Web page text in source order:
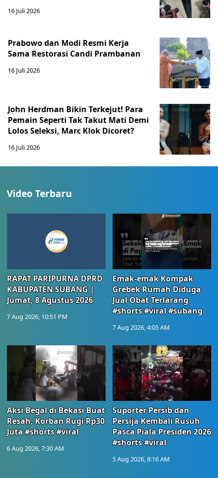
16 Juli 2026
Prabowo dan Modi Resmi Kerja
Sama Restorasi Candi Prambanan
16 Juli 2026
John Herdman Bikin Terkejut! Para
Pemain Seperti Tak Takut Mati Demi
Lolos Seleksi, Marc Klok Dicoret?
16 Juli 2026
Video Terbaru
RAPAT PARIPURNA DPRD
KABUPATEN SUBANG |
Jumat, 8 Agustus 2026
7 Aug 2026, 10:51 PM
Emak-emak Kompak
Grebek Rumah Diduga
Jual Obat Terlarang
#shorts #viral #subang
7 Aug 2026, 4:05 AM
Aksi Begal di Bekasi Buat
Resah, Korban Rugi Rp30
Juta #shorts #viral
6 Aug 2026, 7:30 AM
Suporter Persib dan
Persija Kembali Rusuh
Pasca Piala Presiden 2026
#shorts #viral
5 Aug 2026, 8:16 AM